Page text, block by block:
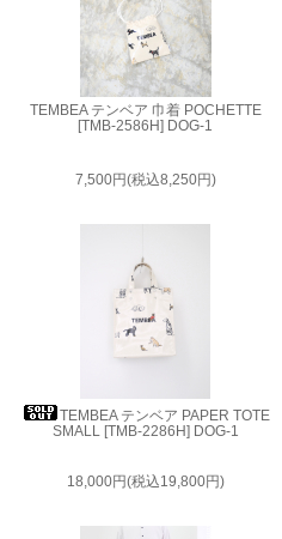
TEMBEA テンベア 巾着 POCHETTE
[TMB-2586H] DOG-1
7,500円(税込8,250円)
TEMBEA テンベア PAPER TOTE
SMALL [TMB-2286H] DOG-1
18,000円(税込19,800円)